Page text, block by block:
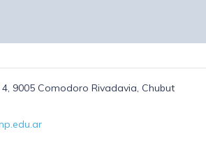
9005 Comodoro Rivadavia, Chubut